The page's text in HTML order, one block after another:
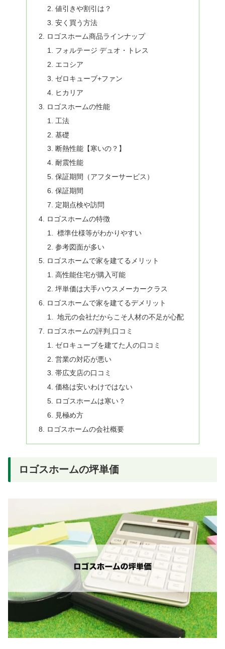
値引きや割引は？
安く買う方法
ロゴスホーム商品ラインナップ
フォルテージ デュオ・トレス
エコシア
ゼロキューブ+ファン
ヒカリア
ロゴスホームの性能
工法
基礎
断熱性能【寒いの？】
耐震性能
保証期間（アフターサービス）
保証期間
定期点検や訪問
ロゴスホームの特徴
標準仕様等がわかりやすい
参考図面が多い
ロゴスホームで家を建てるメリット
高性能住宅が購入可能
坪単価は大手ハウスメーカークラス
ロゴスホームで家を建てるデメリット
地元の会社だからこそ人材の不足が心配
ロゴスホームの評判,口コミ
ゼロキューブを建てた人の口コミ
営業の対応が悪い
帯広支店の口コミ
価格は安いわけではない
ロゴスホームは寒い？
見極め方
ロゴスホームの会社概要
ロゴスホームの坪単価